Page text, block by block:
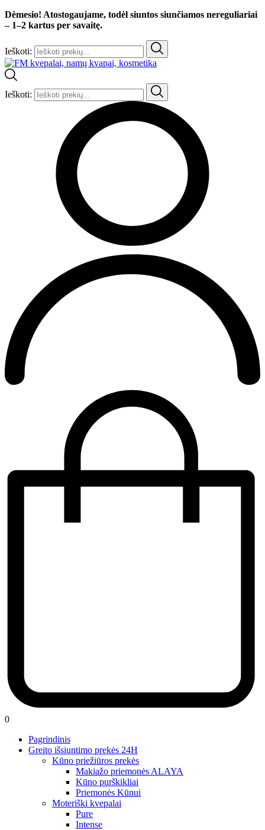
Dėmesio! Atostogaujame, todėl siuntos siunčiamos nereguliariai
– 1–2 kartus per savaitę.
Ieškoti:
Ieškoti:
0
Pagrindinis
Greito išsiuntimo prekės 24H
Kūno priežiūros prekės
Makiažo priemonės ALAYA
Kūno purškikliai
Priemonės Kūnui
Moteriški kvepalai
Pure
Intense